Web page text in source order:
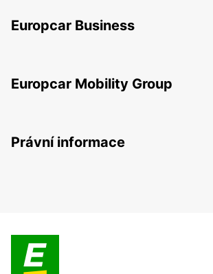
Europcar Business
Europcar Mobility Group
Právní informace